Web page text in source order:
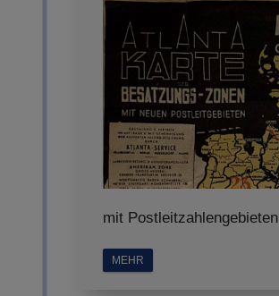
mit Postleitzahlengebieten
MEHR